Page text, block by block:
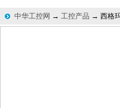
中华工控网 → 工控产品 → 西格